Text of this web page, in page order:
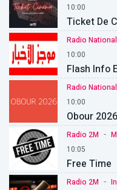
10:00
Ticket De
Radio
10:00
Flash Info
Radio
10:00
Obour 2026
Radio 2M -
10:05
Free Time
Radio 2M -